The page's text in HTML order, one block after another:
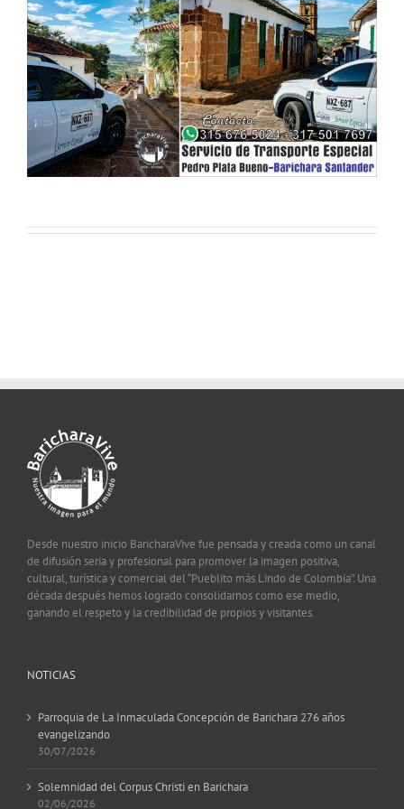
Desde nuestro inicio BaricharaVive fue pensada y creada como un canal
de difusión seria y profesional para promover la imagen positiva,
cultural, turística y comercial del “Pueblito más Lindo de Colombia”. Una
década después hemos logrado consolidarnos como ese medio,
ganando el respeto y la credibilidad de propios y visitantes.
NOTICIAS
Parroquia de La Inmaculada Concepción de Barichara 276 años
evangelizando
30/07/2026
Solemnidad del Corpus Christi en Barichara
02/06/2026